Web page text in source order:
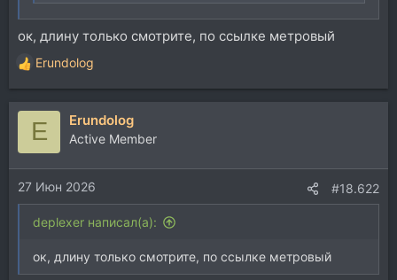
ок, длину только смотрите, по ссылке метровый
Р
е
а
и
и
:
Erundolog
E Erundolog
Active Member
27 Июн 2026 #18.622
deplexer написал(а):
ок, длину только смотрите, по ссылке метровый